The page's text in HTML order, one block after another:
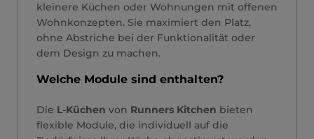
kleinere Küchen oder Wohnungen mit offenen
Wohnkonzepten. Sie maximiert den Platz,
ohne Abstriche bei der Funktionalität oder
dem Design zu machen.
Welche Module sind enthalten?
Die L-Küchen von Runners Kitchen bieten
flexible Module, die individuell auf die